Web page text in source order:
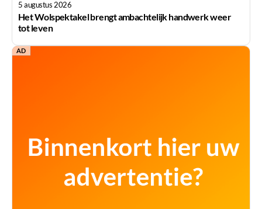
5 augustus 2026
Het Wolspektakel brengt ambachtelijk handwerk weer
tot leven
AD